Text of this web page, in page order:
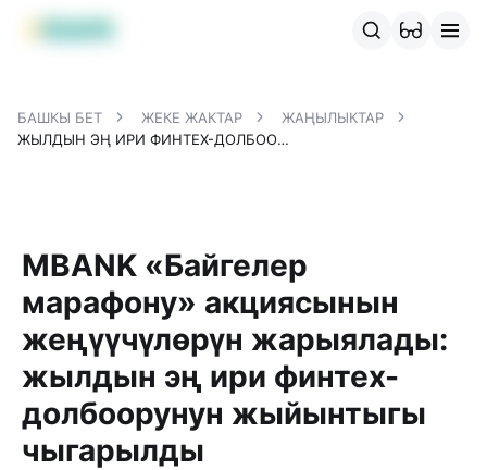
MBANK өнүмдөрү
БАШКЫ БЕТ ЖЕКЕ ЖАКТАР
ЖАҢЫЛЫКТАР
ЖЫЛДЫН ЭҢ ИРИ ФИНТЕХ-ДОЛБООРУНУН ЖЫЙЫНТЫГЫ ЧЫГАРЫЛДЫ
MBANK «Байгелер
марафону» акциясынын
жеңүүчүлөрүн жарыялады:
жылдын эң ири финтех-
долбоорунун жыйынтыгы
чыгарылды